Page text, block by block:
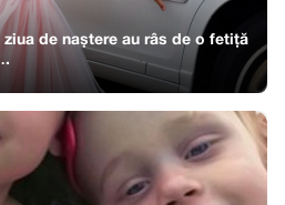
de naștere au râs de o fetiță